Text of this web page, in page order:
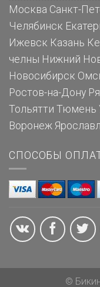
Москва Санкт-
Челябинск
Ижевск Казань
челны Нижний
Новосибирск
Ростов-на-Дону
Тольятти Тюмень
Воронеж
СПОСОБЫ
©